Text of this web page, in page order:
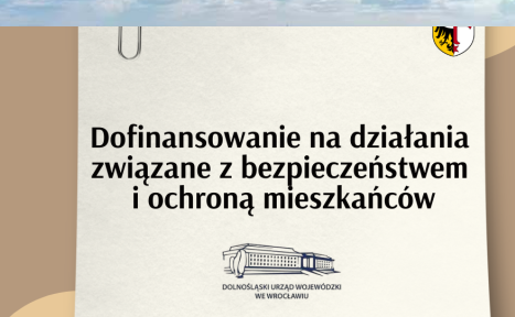
Mamy to! Gmina Czernica z dofinansowaniem na działania dla seniorów!